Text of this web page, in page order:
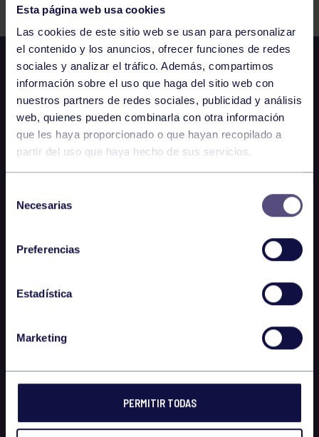
Esta página web usa cookies
Las cookies de este sitio web se usan para personalizar
el contenido y los anuncios, ofrecer funciones de redes
sociales y analizar el tráfico. Además, compartimos
información sobre el uso que haga del sitio web con
nuestros partners de redes sociales, publicidad y análisis
web, quienes pueden combinarla con otra información
que les haya proporcionado o que hayan recopilado a
partir del uso que haya hecho de sus servicios.
Necesarias
Preferencias
Estadística
Marketing
PERMITIR TODAS